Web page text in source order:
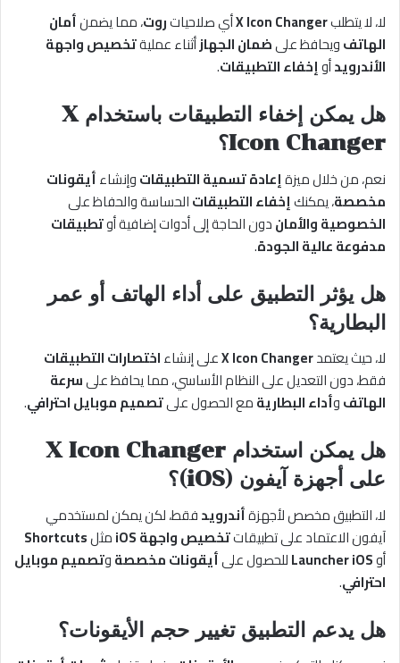
لا، لا يتطلبX Icon Changerأي صلاحياتروت، مما يضمنأمان
الهاتفويحافظ علىضمان الجهازأثناء عمليةتخصيص واجهة
الأندرويدأوإخفاء التطبيقات.
هل يمكن إخفاء التطبيقات باستخدام X
Icon Changer؟
نعم، من خلال ميزةإعادة تسمية التطبيقاتوإنشاءأيقونات
مخصصة، يمكنكإخفاء التطبيقاتالحساسة والحفاظ على
الخصوصية والأماندون الحاجة إلى أدوات إضافية أوتطبيقات
مدفوعة عالية الجودة.
هل يؤثر التطبيق على أداء الهاتف أو عمر
البطارية؟
لا، حيث يعتمدX Icon Changerعلى إنشاءاختصارات التطبيقات
فقط، دون التعديل على النظام الأساسي، مما يحافظ علىسرعة
الهاتفوأداء البطاريةمع الحصول علىتصميم موبايل احترافي.
هل يمكن استخدام X Icon Changer
على أجهزة آيفون (iOS)؟
لا، التطبيق مخصص لأجهزةأندرويدفقط، لكن يمكن لمستخدمي
آيفون الاعتماد على تطبيقاتتخصيص واجهة iOS مثلShortcuts
أوLauncher iOSللحصول علىأيقونات مخصصةوتصميم موبايل
احترافي.
هل يدعم التطبيق تغيير حجم الأيقونات؟